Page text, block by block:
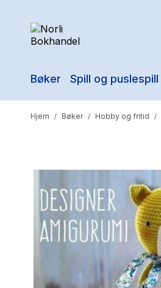
Bøker Spill og puslespill
Hjem / Bøker / Hobby og fritid /